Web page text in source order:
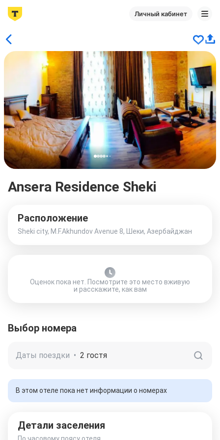
Личный кабинет
Ansera Residence Sheki
Расположение
Sheki city, M.F.Akhundov Avenue 8, Шеки, Азербайджан
Оценок пока нет. Посмотрите это место вживую
и расскажите, как вам
Выбор номера
Даты поездки • 2 гостя
В этом отеле пока нет информации о номерах
Детали заселения